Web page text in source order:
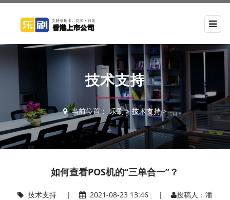
技术支持
当前位置： 乐刷> 技术支持>
如何查看POS机的“三单合一”？
技术支持| 2021-08-23 13:46 | 投稿人：潘